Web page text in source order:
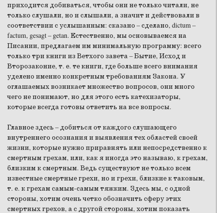
приходится добиваться, чтобы они не только читали, не
только слушали, но и слышали, а значит и действовали в
соответствии с услышанным: сказано – сделано, dictum –
factum, gesagt – getan. Естественно, мы основываемся на
Писании, предлагаем им минимальную программу: всего
только три книги из Ветхого завета – Бытие, Исход и
Второзаконие, т. е. те книги, где больше всего внимания
уделено именно конкретным требованиям Закона. У
оглашаемых возникает множество вопросов, они много
чего не понимают, но для этого есть катехизаторы,
которые всегда готовы ответить на все вопросы.
Главное здесь – добиться от каждого слушающего
внутреннего осознания и выявления тех областей своей
жизни, которые нужно приравнять или непосредственно к
смертным грехам, или, как я иногда это называю, к грехам,
близким к смертным. Ведь существуют не только всем
известные смертные грехи, но и грехи, близкие к таковым,
т. е. к грехам самым-самым тяжким. Здесь мы, с одной
стороны, хотим очень четко обозначить сферу этих
смертных грехов, а с другой стороны, хотим показать